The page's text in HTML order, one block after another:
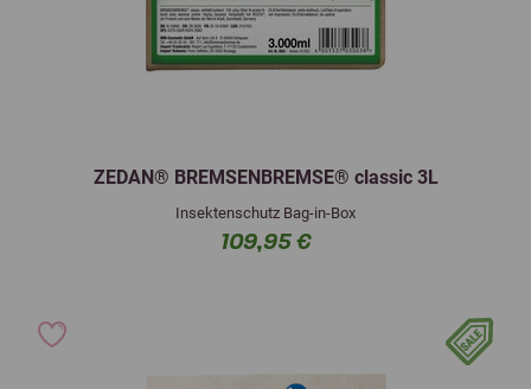
ZEDAN® BREMSENBREMSE® classic 3L
Insektenschutz Bag-in-Box
109,95 €